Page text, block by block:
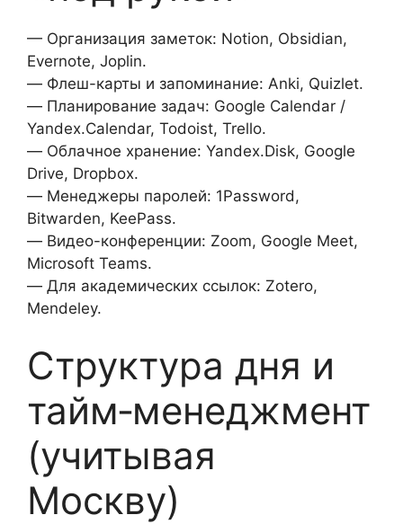
— Организация заметок: Notion, Obsidian,
Evernote, Joplin.
— Флеш-карты и запоминание: Anki, Quizlet.
— Планирование задач: Google Calendar /
Yandex.Calendar, Todoist, Trello.
— Облачное хранение: Yandex.Disk, Google
Drive, Dropbox.
— Менеджеры паролей: 1Password,
Bitwarden, KeePass.
— Видео-конференции: Zoom, Google Meet,
Microsoft Teams.
— Для академических ссылок: Zotero,
Mendeley.
Структура дня и
тайм‑менеджмент
(учитывая
Москву)